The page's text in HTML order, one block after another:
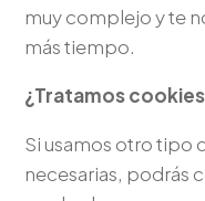
muy complejo y te
más tiempo.
¿Tratamos
Si usamos otro tipo
necesarias, podrás